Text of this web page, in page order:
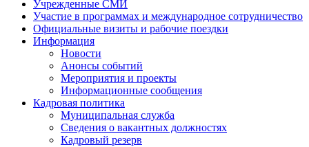
Учрежденные СМИ
Участие в программах и международное сотрудничество
Официальные визиты и рабочие поездки
Информация
Новости
Анонсы событий
Мероприятия и проекты
Информационные сообщения
Кадровая политика
Муниципальная служба
Сведения о вакантных должностях
Кадровый резерв